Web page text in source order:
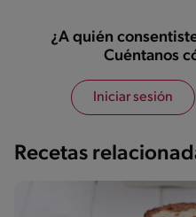
¿A quién
Cuéntanos
Iniciar sesión
Recetas